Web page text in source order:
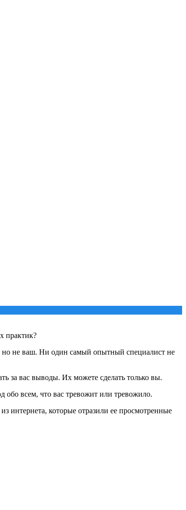
практик?
но не ваш. Ни один самый опытный специалист не
за вас выводы. Их можете сделать только вы.
обо всем, что вас тревожит или тревожило.
интернета, которые отразили ее просмотренные